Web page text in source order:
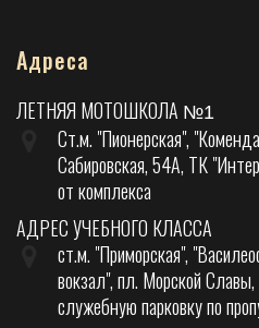
Адреса
ЛЕТНЯЯ МОТОШКОЛА №1
Ст.м. "Пионерская",
Сабировская, 54А, ТК
от комплекса
АДРЕС УЧЕБНОГО КЛАССА
ст.м. "Приморская",
вокзал", пл. Морской
служебную парковку по